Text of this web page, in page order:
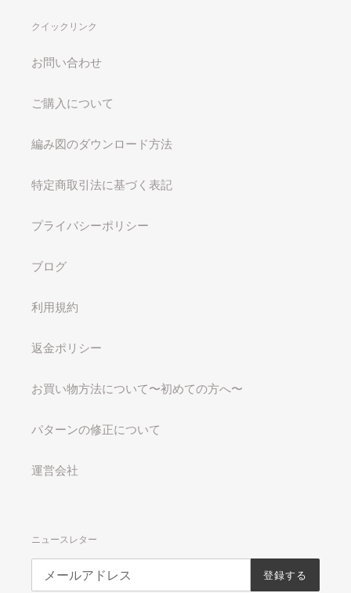
クイックリンク
お問い合わせ
ご購入について
編み図のダウンロード方法
特定商取引法に基づく表記
プライバシーポリシー
ブログ
利用規約
返金ポリシー
お買い物方法について〜初めての方へ〜
パターンの修正について
運営会社
ニュースレター
登録する